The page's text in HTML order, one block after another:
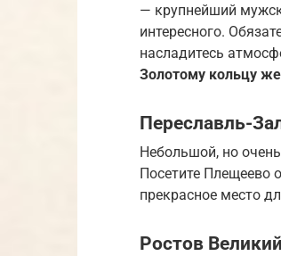
— крупнейший
интересного.
насладитесь
Золотому кольцу
Переславль-
Небольшой, но
Посетите Плещеево
прекрасное место
Ростов